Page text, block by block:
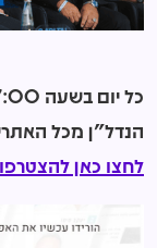
הנדל"ן מכל
לחצו כאן